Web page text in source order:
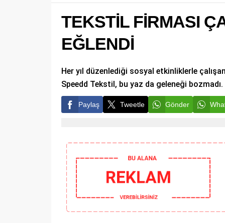
TEKSTİL FİRMASI
EĞLENDİ
Her yıl düzenlediği sosyal etkinliklerle
Speedd Tekstil, bu yaz da geleneği bozmadı.
Paylaş Tweetle Gönder